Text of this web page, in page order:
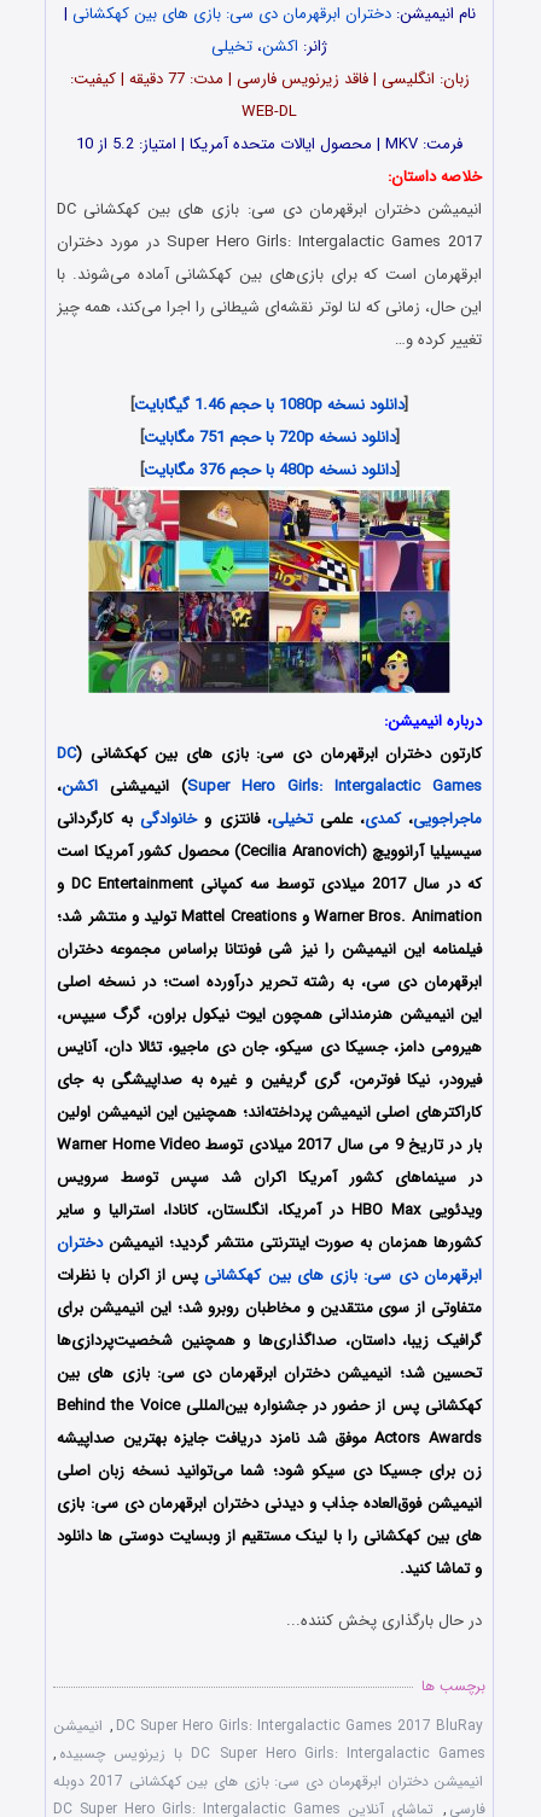
نام انیمیشن:دختران ابرقهرمان دی سی: بازی های بین کهکشانی |
ژانر: اکشن، تخیلی
زبان: انگلیسی | فاقد زیرنویس فارسی | مدت‌: 77 دقیقه | کیفیت:
WEB-DL
فرمت: MKV | محصول ایالات متحده آمریکا | امتیاز: 5.2 از 10
خلاصه داستان:
انیمیشندختران ابرقهرمان دی سی: بازی های بین کهکشانی DC
Super Hero Girls: Intergalactic Games 2017 در مورد دختران
ابرقهرمان است که برای بازی‌های بین کهکشانی آماده می‌شوند. با
این حال، زمانی که لنا لوتر نقشه‌ای شیطانی را اجرا می‌کند، همه چیز
تغییر کرده و…
[دانلود نسخه 1080p با حجم 1.46 گیگابایت
]
[دانلود نسخه 720p با حجم 751 مگابایت
]
[دانلود نسخه 480p با حجم 376 مگابایت ]
درباره انیمیشن:
کارتوندختران ابرقهرمان دی سی: بازی های بین کهکشانی (
DC
Super Hero Girls: Intergalactic Games) انیمیشنی اکشن،
ماجراجویی،کمدی، علمیتخیلی، فانتزی وخانوادگیبه کارگردانی
سیسیلیا آرانوویچ (Cecilia Aranovich) محصول کشور آمریکا است
که در سال 2017 میلادی توسط سه کمپانی DC Entertainment و
Warner Bros. Animation و Mattel Creations تولید و منتشر شد؛
فیلمنامه این انیمیشن را نیز شی فونتانا براساس مجموعه دختران
ابرقهرمان دی سی، به رشته تحریر درآورده‌‌‌‌‌ است؛ در نسخه اصلی
این انیمیشن هنرمندانی همچون ایوت نیکول براون، گرگ سیپس،
هیرومی دامز، جسیکا دی سیکو، جان دی ماجیو، تئالا دان، آنایس
فیرودر، نیکا فوترمن، گری گریفین و غیره به صداپیشگی به جای
کاراکترهای اصلی انیمیشن پرداخته‌اند؛ همچنین این انیمیشن اولین
بار در تاریخ 9 می سال 2017 میلادی توسط Warner Home Video
در سینماهای کشور آمریکا اکران شد سپس توسط سرویس
ویدئویی HBO Max در آمریکا، انگلستان، کانادا، استرالیا و سایر
کشورها همزمان به صورت اینترنتی منتشر گردید؛ انیمیشندختران
ابرقهرمان دی سی: بازی های بین کهکشانیپس از اکران با نظرات
متفاوتی از سوی منتقدین و مخاطبان روبرو شد؛ این انیمیشن برای
گرافیک زیبا، داستان، صداگذاری‌ها و همچنین شخصیت‌پردازی‌ها
تحسین شد؛ انیمیشن دختران ابرقهرمان دی سی: بازی های بین
کهکشانی پس از حضور در جشنواره بین‌المللی Behind the Voice
Actors Awards موفق شد نامزد دریافت جایزه بهترین صداپیشه
زن برای جسیکا دی سیکو شود؛ شما می‌توانید نسخه زبان اصلی
انیمیشن فوق‌العاده جذاب و دیدنی دختران ابرقهرمان دی سی: بازی
های بین کهکشانی را با لینک مستقیم از وبسایت دوستی ها دانلود
و تماشا کنید.
در حال بارگذاری پخش کننده...
برچسب ها
DC Super Hero Girls: Intergalactic Games 2017 BluRay
, انیمیشن
DC Super Hero Girls: Intergalactic Games با زیرنویس چسبیده
,
انیمیشن دختران ابرقهرمان دی سی: بازی های بین کهکشانی 2017 دوبله
فارسی , تماشای آنلاین DC Super Hero Girls: Intergalactic Games